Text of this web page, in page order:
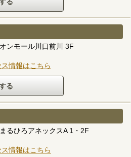
ンモール川口前川 3F
情報はこちら
るひろアネックスA 1・2F
情報はこちら